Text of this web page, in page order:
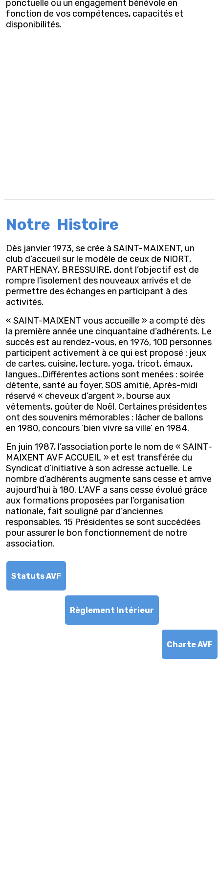
ponctuelle ou un engagement bénévole en
fonction de vos compétences, capacités et
disponibilités.
Notre Histoire
Dès janvier 1973, se crée à SAINT-MAIXENT, un
club d’accueil sur le modèle de ceux de NIORT,
PARTHENAY, BRESSUIRE, dont l’objectif est de
rompre l’isolement des nouveaux arrivés et de
permettre des échanges en participant à des
activités.
« SAINT-MAIXENT vous accueille » a compté dès
la première année une cinquantaine d’adhérents. Le
succès est au rendez-vous, en 1976, 100 personnes
participent activement à ce qui est proposé : jeux
de cartes, cuisine, lecture, yoga, tricot, émaux,
langues…Différentes actions sont menées : soirée
détente, santé au foyer, SOS amitié, Après-midi
réservé « cheveux d’argent », bourse aux
vêtements, goûter de Noël. Certaines présidentes
ont des souvenirs mémorables : lâcher de ballons
en 1980, concours ‘bien vivre sa ville’ en 1984.
En juin 1987, l’association porte le nom de « SAINT-
MAIXENT AVF ACCUEIL » et est transférée du
Syndicat d’initiative à son adresse actuelle. Le
nombre d’adhérents augmente sans cesse et arrive
aujourd’hui à 180. L’AVF a sans cesse évolué grâce
aux formations proposées par l’organisation
nationale, fait souligné par d’anciennes
responsables. 15 Présidentes se sont succédées
pour assurer le bon fonctionnement de notre
association.
Statuts AVF
Règlement Intérieur
Charte AVF